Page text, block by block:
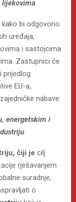
lijekovima
bi odgovorio
uređaja,
i sastojcima
Zastupnici će
prijedlog
EU-a,
nabave.
energetskim i
čiji je cilj
rješavanjem
suradnje,
o